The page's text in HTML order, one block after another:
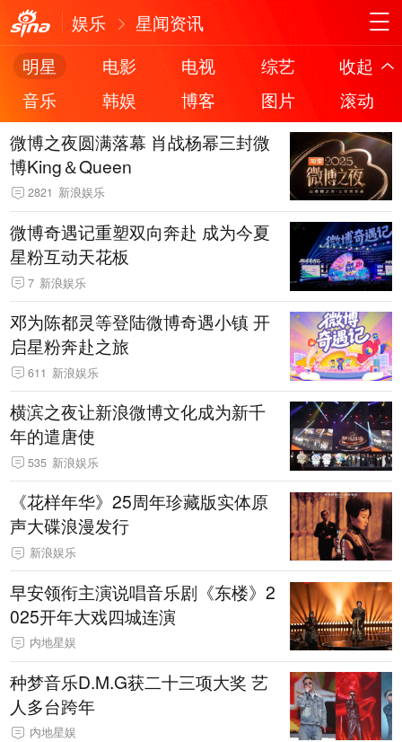
娱乐
星闻资讯
明星
电影 电视 综艺
收起
音乐
韩娱 博客 图片
滚动
微博之夜圆满落幕 肖战杨幂三封微
博King＆Queen
2821 新浪娱乐
微博奇遇记重塑双向奔赴 成为今夏
星粉互动天花板
7 新浪娱乐
邓为陈都灵等登陆微博奇遇小镇 开
启星粉奔赴之旅
611 新浪娱乐
横滨之夜让新浪微博文化成为新千
年的遣唐使
535 新浪娱乐
《花样年华》25周年珍藏版实体原
声大碟浪漫发行
新浪娱乐
早安领衔主演说唱音乐剧《东楼》2
025开年大戏四城连演
内地星娱
种梦音乐D.M.G获二十三项大奖 艺
人多台跨年
内地星娱